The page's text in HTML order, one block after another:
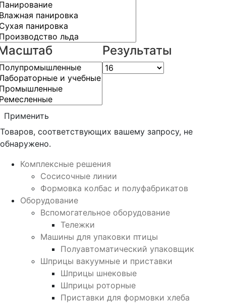
Результаты
Применить
Товаров, соответствующих вашему запросу, не
обнаружено.
Комплексные решения
Сосисочные линии
Формовка колбас и полуфабрикатов
Оборудование
Вспомогательное оборудование
Тележки
Машины для упаковки птицы
Полуавтоматический упаковщик
Шприцы вакуумные и приставки
Шприцы шнековые
Шприцы роторные
Приставки для формовки хлеба